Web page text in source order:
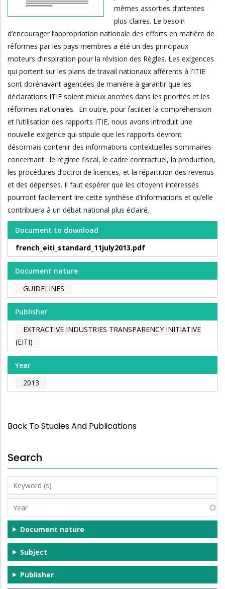
mêmes assorties d’attentes
plus claires. Le besoin
d’encourager l’appropriation nationale des efforts en matière de
réformes par les pays membres a été un des principaux
moteurs d’inspiration pour la révision des Règles. Les exigences
qui portent sur les plans de travail nationaux afférents à l’ITIE
sont dorénavant agencées de manière à garantir que les
déclarations ITIE soient mieux ancrées dans les priorités et les
réformes nationales. En outre, pour faciliter la compréhension
et l’utilisation des rapports ITIE, nous avons introduit une
nouvelle exigence qui stipule que les rapports devront
désormais contenir des informations contextuelles sommaires
concernant : le régime fiscal, le cadre contractuel, la production,
les procédures d’octroi de licences, et la répartition des revenus
et des dépenses. Il faut espérer que les citoyens intéressés
pourront facilement lire cette synthèse d’informations et qu’elle
contribuera à un débat national plus éclairé.
Document to download
french_eiti_standard_11july2013.pdf
Document nature
GUIDELINES
Publisher
EXTRACTIVE INDUSTRIES TRANSPARENCY INITIATIVE
(EITI)
Year
2013
Back To Studies And Publications
Search
Keyword
(s)
Year
Document nature
Subject
Publisher